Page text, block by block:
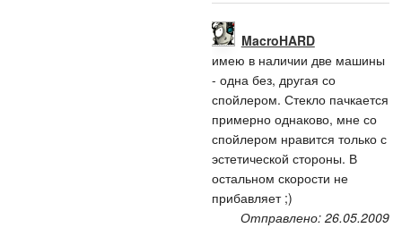
MacroHARD
имею в наличии две машины
- одна без, другая со
спойлером. Стекло пачкается
примерно однаково, мне со
спойлером нравится только с
эстетической стороны. В
остальном скорости не
прибавляет ;)
Отправлено: 26.05.2009